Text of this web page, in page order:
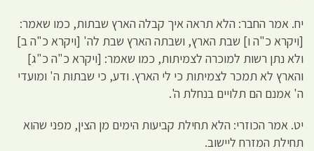
יח. אמר החבר: הלא תראה איך קבלה הארץ שבתות, כמו שאמר:
[ויקרא כ"ה ו] שבת הארץ, ושבתה הארץ שבת לה' [ויקרא כ"ה ב]
ולא נתן רשות למוכרה לצמיתות, כמו שאמר: [ויקרא כ"ה כ"ג]
והארץ לא תמכר לצמיתות כי לי הארץ. ודע, כי שבתות ה' ומועדי
ה' אמנם הם תלויים בנחלת ה'.
יט. אמר הכוזרי: הלא תחילת קביעות הימים מן הצין, מפני שהוא
תחילת המזרח ליישוב.